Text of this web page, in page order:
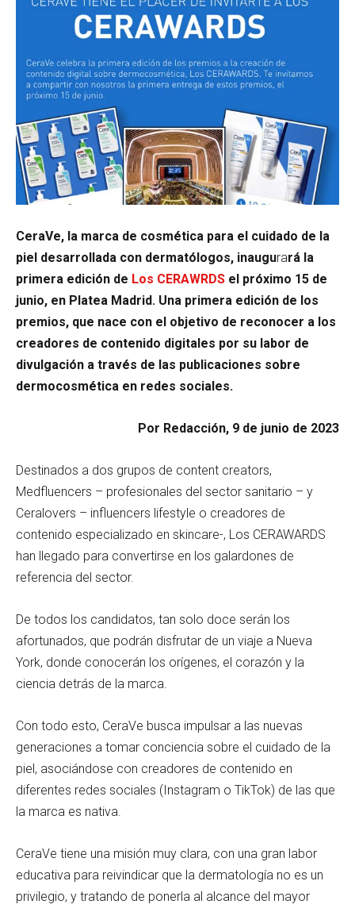
CeraVe, la marca de cosmética para el cuidado de la
piel desarrollada con dermatólogos, inaugurará la
primera edición de Los CERAWRDS el próximo 15 de
junio, en Platea Madrid. Una primera edición de los
premios, que nace con el objetivo de reconocer a los
creadores de contenido digitales por su labor de
divulgación a través de las publicaciones sobre
dermocosmética en redes sociales.
Por Redacción, 9 de junio de 2023
Destinados a dos grupos de content creators,
Medfluencers – profesionales del sector sanitario – y
Ceralovers – influencers lifestyle o creadores de
contenido especializado en skincare-, Los CERAWARDS
han llegado para convertirse en los galardones de
referencia del sector.
De todos los candidatos, tan solo doce serán los
afortunados, que podrán disfrutar de un viaje a Nueva
York, donde conocerán los orígenes, el corazón y la
ciencia detrás de la marca.
Con todo esto, CeraVe busca impulsar a las nuevas
generaciones a tomar conciencia sobre el cuidado de la
piel, asociándose con creadores de contenido en
diferentes redes sociales (Instagram o TikTok) de las que
la marca es nativa.
CeraVe tiene una misión muy clara, con una gran labor
educativa para reivindicar que la dermatología no es un
privilegio, y tratando de ponerla al alcance del mayor